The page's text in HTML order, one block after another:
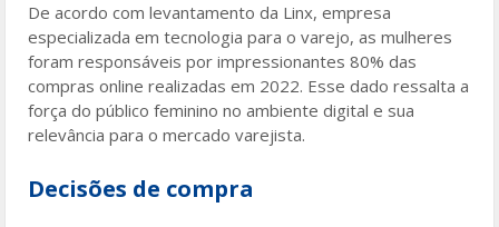
De acordo com levantamento da Linx, empresa
especializada em tecnologia para o varejo, as mulheres
foram responsáveis ​​por impressionantes 80% das
compras online realizadas em 2022. Esse dado ressalta a
força do público feminino no ambiente digital e sua
relevância para o mercado varejista.
Decisões de compra